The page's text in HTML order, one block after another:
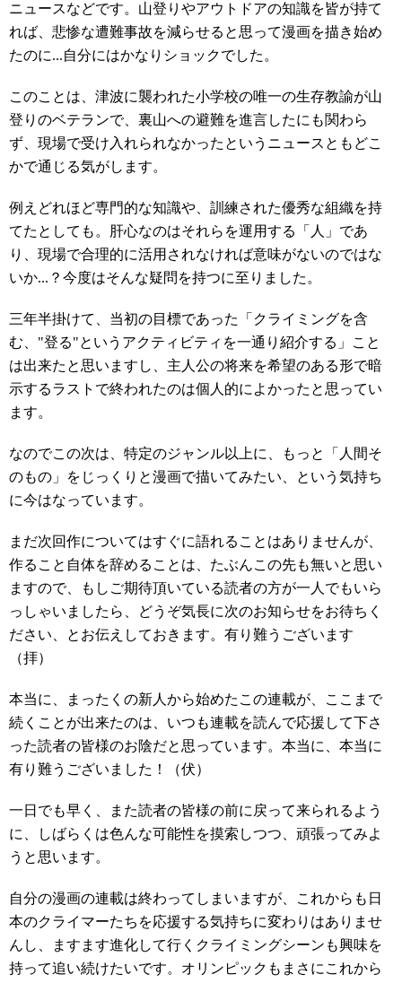
ニュースなどです。山登りやアウトドアの知識を皆が持て
れば、悲惨な遭難事故を減らせると思って漫画を描き始め
たのに...自分にはかなりショックでした。
このことは、津波に襲われた小学校の唯一の生存教諭が山
登りのベテランで、裏山への避難を進言したにも関わら
ず、現場で受け入れられなかったというニュースともどこ
かで通じる気がします。
例えどれほど専門的な知識や、訓練された優秀な組織を持
てたとしても。肝心なのはそれらを運用する「人」であ
り、現場で合理的に活用されなければ意味がないのではな
いか...？今度はそんな疑問を持つに至りました。
三年半掛けて、当初の目標であった「クライミングを含
む、"登る"というアクティビティを一通り紹介する」こと
は出来たと思いますし、主人公の将来を希望のある形で暗
示するラストで終われたのは個人的によかったと思ってい
ます。
なのでこの次は、特定のジャンル以上に、もっと「人間そ
のもの」をじっくりと漫画で描いてみたい、という気持ち
に今はなっています。
まだ次回作についてはすぐに語れることはありませんが、
作ること自体を辞めることは、たぶんこの先も無いと思い
ますので、もしご期待頂いている読者の方が一人でもいら
っしゃいましたら、どうぞ気長に次のお知らせをお待ちく
ださい、とお伝えしておきます。有り難うございます
（拝）
本当に、まったくの新人から始めたこの連載が、ここまで
続くことが出来たのは、いつも連載を読んで応援して下さ
った読者の皆様のお陰だと思っています。本当に、本当に
有り難うございました！（伏）
一日でも早く、また読者の皆様の前に戻って来られるよう
に、しばらくは色んな可能性を摸索しつつ、頑張ってみよ
うと思います。
自分の漫画の連載は終わってしまいますが、これからも日
本のクライマーたちを応援する気持ちに変わりはありませ
んし、ますます進化して行くクライミングシーンも興味を
持って追い続けたいです。オリンピックもまさにこれから